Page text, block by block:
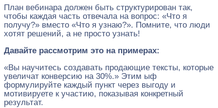
План вебинара должен быть структурирован так,
чтобы каждая часть отвечала на вопрос: «Что я
получу?» вместо «Что я узнаю?». Помните, что люди
хотят решений, а не просто узнать!
Давайте рассмотрим это на примерах:
«Вы научитесь создавать продающие тексты, которые
увеличат конверсию на 30%.» Этим ыф
формулируйте каждый пункт через выгоду и
мотивируете к участию, показывая конкретный
результат.